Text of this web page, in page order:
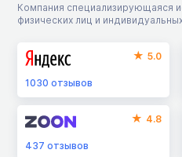
Компания специализирующаяся
физических лиц и
5.0
1030 отзывов
4.8
437 отзывов